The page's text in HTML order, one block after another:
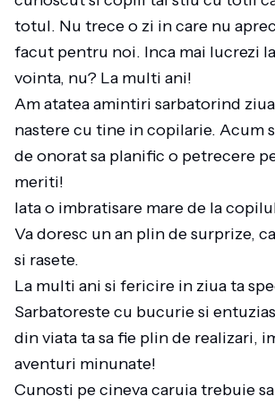
totul. Nu trece o zi in care nu
facut pentru noi. Inca mai lucrezi
vointa, nu? La multi ani!
Am atatea amintiri sarbatorind
nastere cu tine in copilarie. Acum
de onorat sa planific o petrecere
meriti!
Iata o imbratisare mare de la
Va doresc un an plin de surprize,
si rasete.
La multi ani si fericire in ziua ta
Sarbatoreste cu bucurie si
din viata ta sa fie plin de realizari,
aventuri minunate!
Cunosti pe cineva caruia trebuie